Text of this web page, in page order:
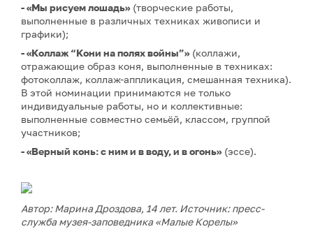
- «Мы рисуем лошадь»(творческие работы,
выполненные в различных техниках живописи и
графики);
- «Коллаж “Кони на полях войны”»(коллажи,
отражающие образ коня, выполненные в техниках:
фотоколлаж, коллаж-аппликация, смешанная техника).
В этой номинации принимаются не только
индивидуальные работы, но и коллективные:
выполненные совместно семьёй, классом, группой
участников;
- «Верный конь: с ним и в воду, и в огонь»(эссе).
Автор: Марина Дроздова, 14 лет. Источник: пресс-
служба музея-заповедника «Малые Корелы»